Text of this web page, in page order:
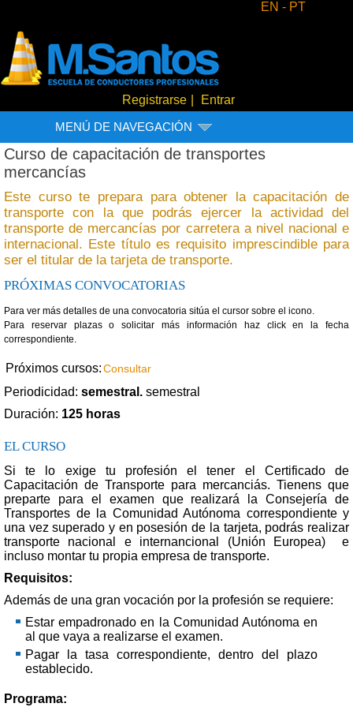
EN - PT
Registrarse
Entrar
MENÚ DE NAVEGACIÓN
Curso de capacitación de transportes
mercancías
Este curso te prepara para obtener la capacitación de
transporte con la que podrás ejercer la actividad del
transporte de mercancías por carretera a nivel nacional e
internacional. Este título es requisito imprescindible para
ser el titular de la tarjeta de transporte.
PRÓXIMAS CONVOCATORIAS
Para ver más detalles de una convocatoria sitúa el cursor sobre el icono.
Para reservar plazas o solicitar más información haz click en la fecha
correspondiente.
Próximos cursos:Consultar
Periodicidad: semestral. semestral
Duración: 125 horas
EL CURSO
Si te lo exige tu profesión el tener el Certificado de
Capacitación de Transporte para mercanciás. Tienens que
preparte para el examen que realizará la Consejería de
Transportes de la Comunidad Autónoma correspondiente y
una vez superado y en posesión de la tarjeta, podrás realizar
transporte nacional e internancional (Unión Europea) e
incluso montar tu propia empresa de transporte.
Requisitos:
Además de una gran vocación por la profesión se requiere:
Estar empadronado en la Comunidad Autónoma en
al que vaya a realizarse el examen.
Pagar la tasa correspondiente, dentro del plazo
establecido.
Programa: